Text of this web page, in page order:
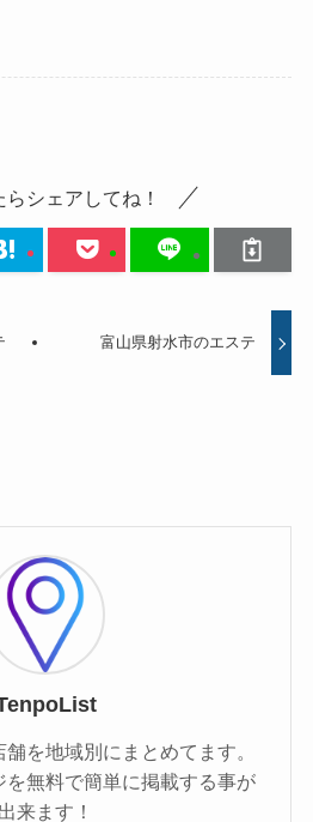
らシェアしてね！
富山県射水市のエステ
を地域別にまとめてます。
を無料で簡単に掲載する事が
出来ます！